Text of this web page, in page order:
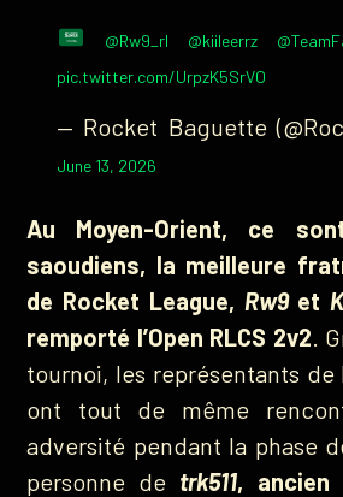
@Rw9_rl @kiileerrz
pic.twitter.com/UrpzK5SrVO
— Rocket Baguette
June 13, 2026
Au Moyen-Orient, ce
saoudiens, la meilleure
de Rocket League, Rw9et
remporté l’Open RLCS 2v2.
tournoi, les représentants de
ont tout de même
adversité pendant la phase
personne de trk511, ancien